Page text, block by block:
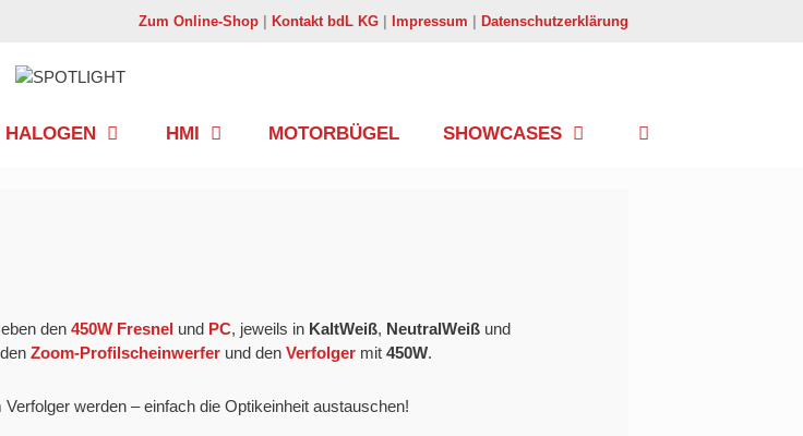
Zum Online-Shop Kontakt bdL KG Impressum Datenschutzerklärung
HALOGEN HMI MOTORBÜGEL SHOWCASES
den 450W Fresnel und PC, jeweils in KaltWeiß, NeutralWeiß und
Zoom-Profilscheinwerfer und den Verfolger mit 450W.
werden – einfach die Optikeinheit austauschen!